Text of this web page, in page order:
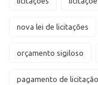
nova lei de licitações
orçamento sigiloso
pagamento de licitação